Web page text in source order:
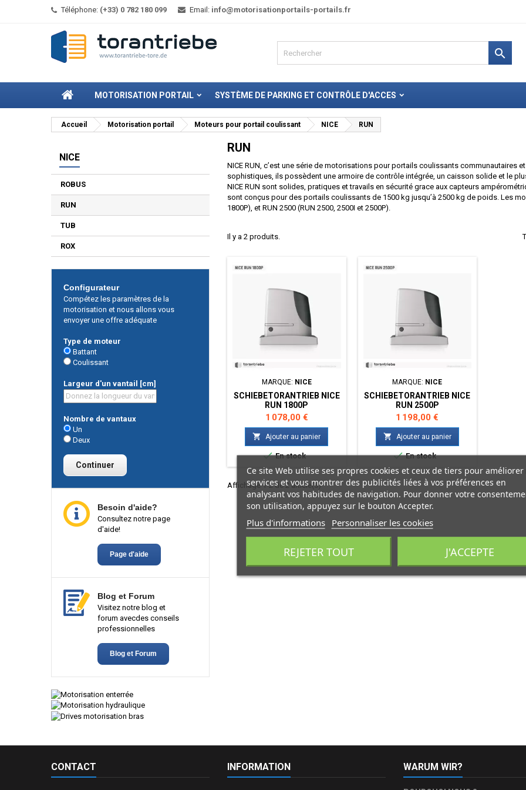
Téléphone: (+33) 0 782 180 099 Email: info@motorisationportails-portails.fr

MOTORISATION PORTAIL SYSTÈME DE PARKING ET CONTRÔLE D'ACCES
Accueil Motorisation portail Moteurs pour portail coulissant NICE RUN
NICE
ROBUS
RUN
TUB
ROX
Configurateur
Compétez les paramètres de la
motorisation et nous allons vous
envoyer une offre adéquate
Type de moteur
Battant
Coulissant
Largeur d'un vantail [cm]
Nombre de vantaux
Un
Deux
Continuer
Besoin d'aide?
Consultez notre page
d'aide!
Page d'aide
Blog et Forum
Visitez notre blog et
forum avecdes conseils
professionnelles
Blog et Forum
RUN
NICE RUN, c’est une série de motorisations pour portails coulissants communautaires
sophistiques, ils possèdent une armoire de contrôle intégrée, un caisson solide et le
NICE RUN sont solides, pratiques et travails en sécurité grace aux capteurs
sont conçus pour des portails coulissants de 1500 kg jusqu’à 2500 kg de poids. Les
1800P), et RUN 2500 (RUN 2500, 2500I et 2500P).
Il y a 2 produits.
MARQUE: NICE
SCHIEBETORANTRIEB NICE
RUN 1800P
Prix
1 078,00 €
 Ajouter au panier
En stock
MARQUE: NICE
SCHIEBETORANTRIEB NICE
RUN 2500P
Prix
1 198,00 €
 Ajouter au panier
En stock
Affichage 1-2 de 2 article(s)
CONTACT INFORMATION WARUM WIR?
Ce site Web utilise ses propres cookies et ceux de tiers pour améliorer
services et vous montrer des publicités liées à vos préférences en
analysant vos habitudes de navigation. Pour donner votre
son utilisation, appuyez sur le bouton Accepter.
Plus d'informations Personnaliser les cookies
REJETER TOUT J'ACCEPTE